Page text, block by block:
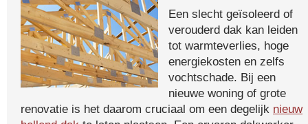
Een slecht geïsoleerd of
verouderd dak kan leiden
tot warmteverlies, hoge
energiekosten en zelfs
vochtschade. Bij een
nieuwe woning of grote
renovatie is het daarom cruciaal om een degelijk nieuw